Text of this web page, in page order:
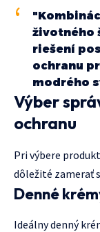
životného
riešení
ochranu
modrého
Výber
ochranu
Pri výbere
dôležité zamerať
Denné
Ideálny denný